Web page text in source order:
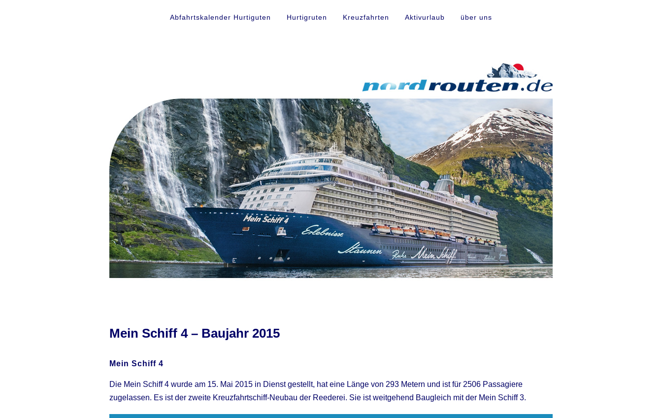
Abfahrtskalender Hurtiguten Hurtigruten Kreuzfahrten Aktivurlaub über uns
Mein Schiff 4 – Baujahr 2015
Mein Schiff 4
Die Mein Schiff 4 wurde am 15. Mai 2015 in Dienst gestellt, hat eine Länge von 293 Metern und ist für 2506 Passagiere
zugelassen. Es ist der zweite Kreuzfahrtschiff-Neubau der Reederei. Sie ist weitgehend Baugleich mit der Mein Schiff 3.